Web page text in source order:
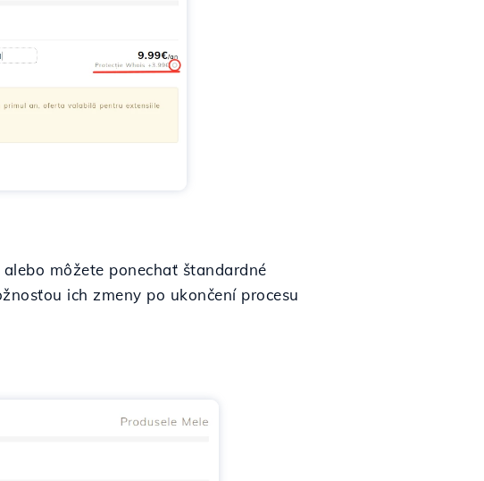
môžete ponechať štandardné
ich zmeny po ukončení procesu